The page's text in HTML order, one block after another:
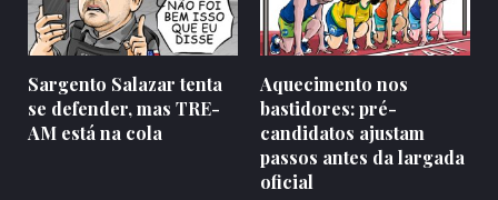
Sargento Salazar tenta
se defender, mas TRE-
AM está na cola
Aquecimento nos
bastidores: pré-
candidatos ajustam
passos antes da largada
oficial